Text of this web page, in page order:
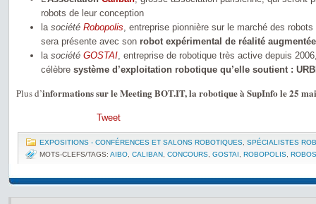
robots de leur conception
la société Robopolis, entreprise pionnière sur le marché des
sera présente avec son robot expérimental de réalité
la société GOSTAI, entreprise de robotique très active depuis
célèbre système d’exploitation robotique qu’elle soutient :
Plus d’informations sur le Meeting BOT.IT, la robotique à SupInfo le 25
Tweet
EXPOSITIONS - CONFÉRENCES ET SALONS ROBOTIQUES SPÉCIALISTES
MOTS-CLEFS/TAGS: AIBO CALIBAN CONCOURS GOSTAI ROBOPOLIS